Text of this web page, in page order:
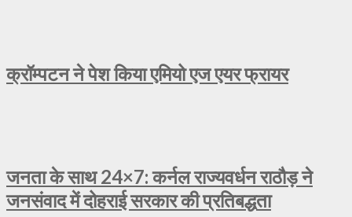
क्रॉम्पटन ने पेश किया एमियो एज एयर फ्रायर
जनता के साथ 24×7: कर्नल राज्यवर्धन राठौड़ ने
जनसंवाद में दोहराई सरकार की प्रतिबद्धता